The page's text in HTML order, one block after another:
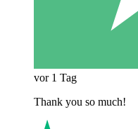
vor 1 Tag
Thank you so much!